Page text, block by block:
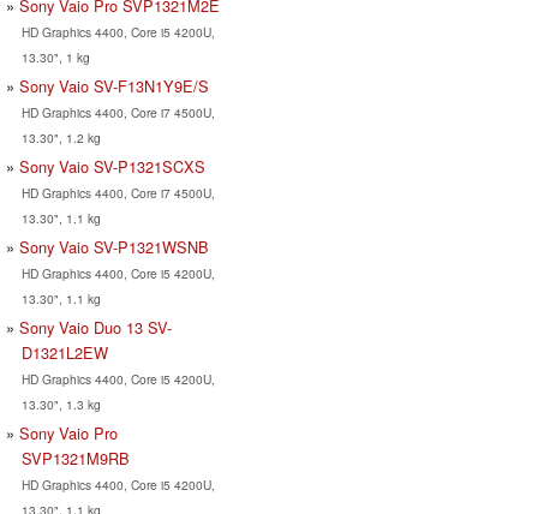
Sony Vaio Pro SVP1321M2E
HD Graphics 4400, Core i5 4200U,
13.30", 1 kg
Sony Vaio SV-F13N1Y9E/S
HD Graphics 4400, Core i7 4500U,
13.30", 1.2 kg
Sony Vaio SV-P1321SCXS
HD Graphics 4400, Core i7 4500U,
13.30", 1.1 kg
Sony Vaio SV-P1321WSNB
HD Graphics 4400, Core i5 4200U,
13.30", 1.1 kg
Sony Vaio Duo 13 SV-
D1321L2EW
HD Graphics 4400, Core i5 4200U,
13.30", 1.3 kg
Sony Vaio Pro
SVP1321M9RB
HD Graphics 4400, Core i5 4200U,
13.30", 1.1 kg